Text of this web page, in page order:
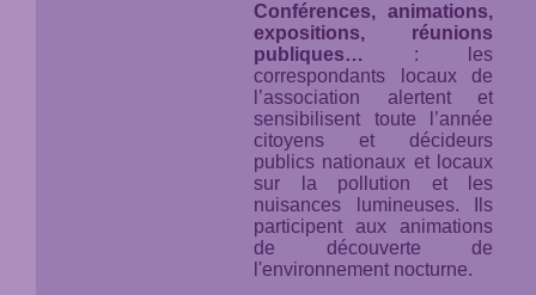
Conférences, animations,
expositions, réunions
publiques…
: les
correspondants locaux de
l’association alertent et
sensibilisent toute l’année
citoyens et décideurs
publics nationaux et locaux
sur la pollution et les
nuisances lumineuses. Ils
participent aux animations
de découverte de
l'environnement nocturne.